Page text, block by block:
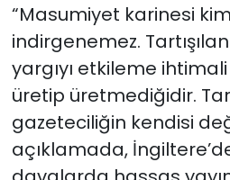
“Masumiyet karinesi
indirgenemez.
yargıyı etkileme
üretip üretmediğidir.
gazeteciliğin kendisi
açıklamada,